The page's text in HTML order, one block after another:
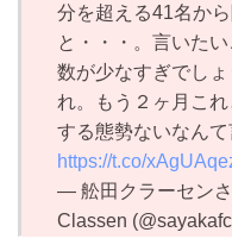
分を超える41名か
と・・・。言いた
数が少なすぎでし
れ。もう２ヶ月こ
する態勢ないなん
https://t.co/
— 舩田クラーセン
Classen